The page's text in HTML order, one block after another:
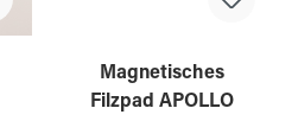
Magnetisches
Filzpad APOLLO